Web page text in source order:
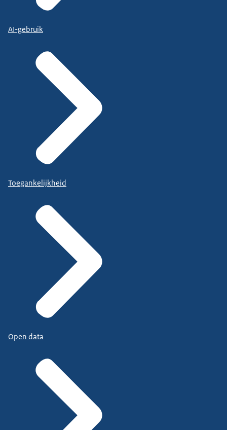
AI-gebruik
Toegankelijkheid
Open data